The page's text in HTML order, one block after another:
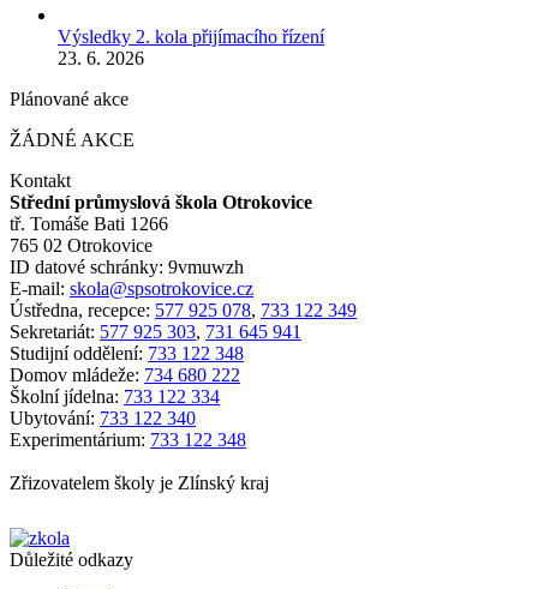
Výsledky 2. kola přijímacího řízení
23. 6. 2026
Plánované akce
ŽÁDNÉ AKCE
Kontakt
Střední průmyslová škola Otrokovice
tř. Tomáše Bati 1266
765 02 Otrokovice
ID datové schránky: 9vmuwzh
E-mail: skola@spsotrokovice.cz
Ústředna, recepce: 577 925 078, 733 122 349
Sekretariát: 577 925 303, 731 645 941
Studijní oddělení: 733 122 348
Domov mládeže: 734 680 222
Školní jídelna: 733 122 334
Ubytování: 733 122 340
Experimentárium: 733 122 348
Zřizovatelem školy je Zlínský kraj
Důležité odkazy